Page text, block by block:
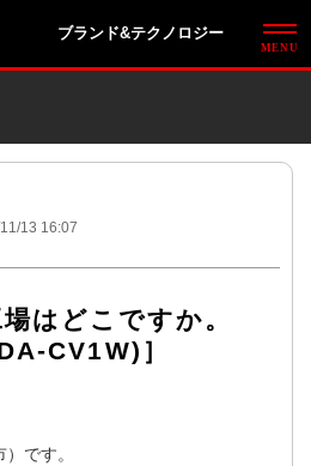
ブランド&テクノロジー
13 16:07
はどこですか。
CV1W)］
です。